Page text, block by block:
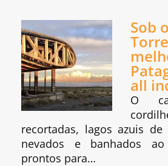
Sob
all
O
recortadas, lagos azuis de
nevados e banhados
prontos para…